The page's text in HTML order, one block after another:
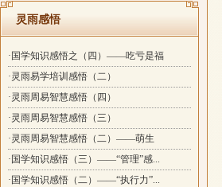
灵雨感悟
·国学知识感悟之（四）——吃亏是福
·灵雨易学培训感悟（二）
·灵雨周易智慧感悟（四）
·灵雨周易智慧感悟（三）
·灵雨周易智慧感悟（二）——萌生
·国学知识感悟（三）——“管理”感...
·国学知识感悟（二）——“执行力”...